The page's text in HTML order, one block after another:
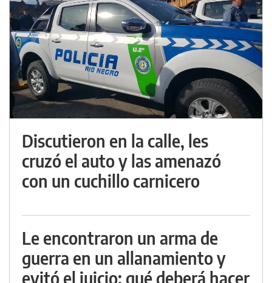
Discutieron en la calle, les
cruzó el auto y las amenazó
con un cuchillo carnicero
Le encontraron un arma de
guerra en un allanamiento y
evitó el juicio: qué deberá hacer